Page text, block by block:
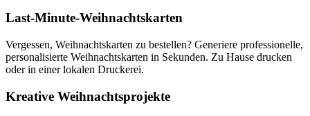
Last-Minute-Weihnachtskarten
Vergessen, Weihnachtskarten zu bestellen? Generiere professionelle,
personalisierte Weihnachtskarten in Sekunden. Zu Hause drucken
oder in einer lokalen Druckerei.
Kreative Weihnachtsprojekte